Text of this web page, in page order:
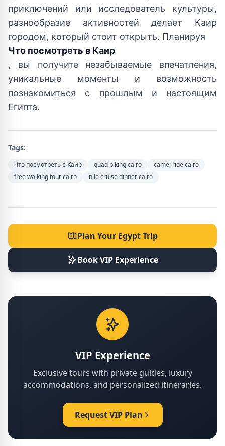
приключений или исследователь культуры,
разнообразие активностей делает Каир
городом, который стоит открыть. Планируя
Что посмотреть в Каир
, вы получите незабываемые впечатления,
уникальные моменты и возможность
познакомиться с прошлым и настоящим
Египта.
Tags:
Что посмотреть в Каир quad biking cairo
camel ride cairo
free walking tour cairo
nile cruise dinner cairo
Plan Your Egypt Trip
Book VIP Experience
VIP Experience
Exclusive tours with private guides, luxury
accommodations, and personalized itineraries.
Request VIP Plan